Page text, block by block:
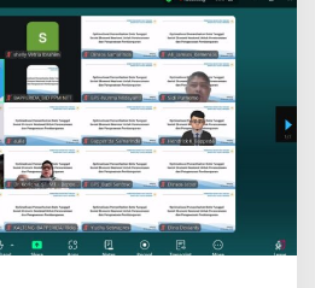
l
a
D
o
r
o
n
g
P
e